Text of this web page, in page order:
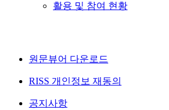
활용 및 참여 현황
원문뷰어 다운로드
RISS 개인정보 재동의
공지사항